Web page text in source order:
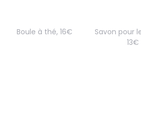
Boule à thé, 16€
Savon pour
13€